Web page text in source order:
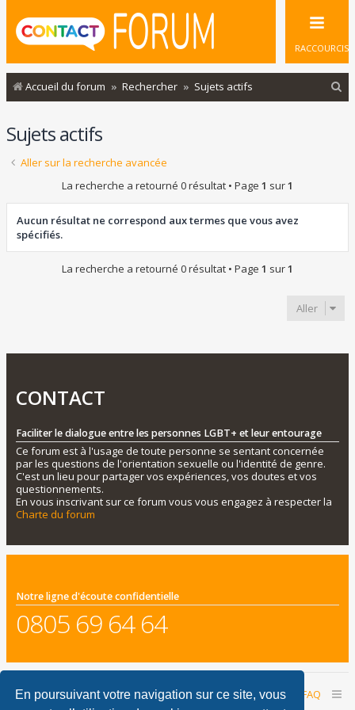
En poursuivant votre navigation sur ce site, vous
RACCOURCIS
Accueil du forum Rechercher Sujets actifs
Sujets actifs
Aller sur la recherche avancée
La recherche a retourné 0 résultat • Page 1 sur1
Aucun résultat ne correspond aux termes que vous avez
spécifiés.
La recherche a retourné 0 résultat • Page 1 sur1
Aller
CONTACT
Faciliter le dialogue entre les personnes LGBT+ et leur entourage
Ce forum est à l'usage de toute personne se sentant concernée
par les questions de l'orientation sexuelle ou l'identité de genre.
C'est un lieu pour partager vos expériences, vos doutes et vos
questionnements.
En vous inscrivant sur ce forum vous vous engagez à respecter la
Charte du forum
Notre ligne d'écoute confidentielle
0805 69 64 64
Accueil du forum FAQ
Nous contacter